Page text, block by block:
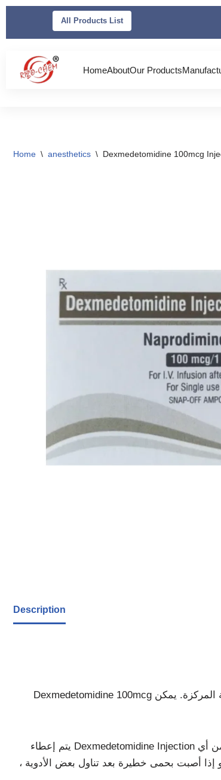
content
All Products List
HomeAboutOur Products
Home \ anesthetics \ Dexmedetomidine 100mcg
Description
Dexmedetomidine 100mcg هو دواء وصفة طبية يستخدم لتوفير التخدير (حالة من الهدوء أو النعاس أو النوم) للمرضى البالغين في أماكن العناية المركزة. يمكن
يتم إعطاء Dexmedetomidine Injection على شكل تسريب (بالتنقيط) في الوريد تحت إشراف أخصائي رعاية صحية. من المهم إبلاغ طبيبك إذا كنت تعاني من أي
أصبت بحمى خطيرة بعد تناول بعض الأدوية ،